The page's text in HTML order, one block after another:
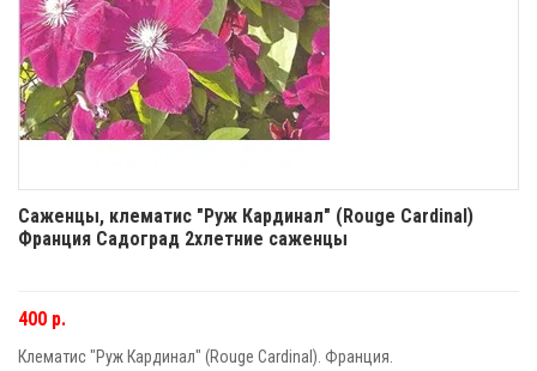
Саженцы, клематис "Руж Кардинал" (Rouge Cardinal)
Франция Садоград 2хлетние саженцы
400 р.
Клематис "Руж Кардинал" (Rouge Cardinal). Франция.